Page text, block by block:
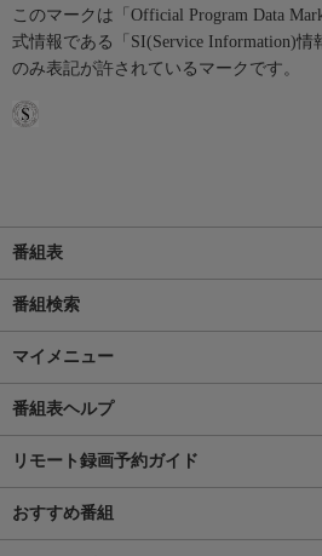
このマークは「Official Program Data
式情報である「SI(Service Information)
のみ表記が許されているマークです。
番組表
番組検索
マイメニュー
番組表ヘルプ
リモート録画予約ガイド
おすすめ番組